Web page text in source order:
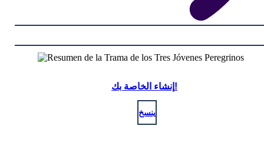
إنشاء الخاصة بك!
ينسخ